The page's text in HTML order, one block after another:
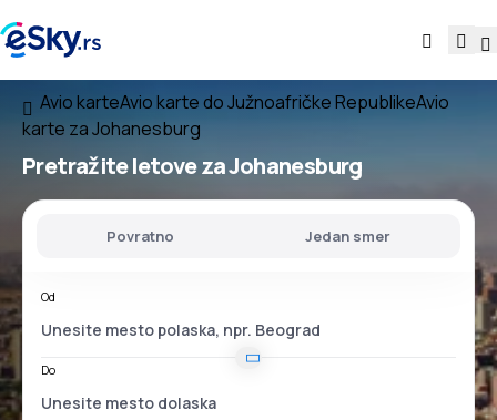
Avio karteAvio karte do Južnoafričke RepublikeAvio
karte za Johanesburg
Pretražite letove za Johanesburg
Povratno Jedan smer
Od
Do